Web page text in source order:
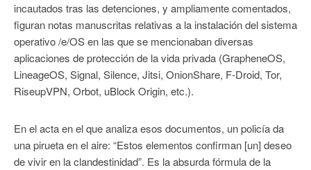
incautados tras las detenciones, y ampliamente comentados,
figuran notas manuscritas relativas a la instalación del sistema
operativo /e/OS en las que se mencionaban diversas
aplicaciones de protección de la vida privada (GrapheneOS,
LineageOS, Signal, Silence, Jitsi, OnionShare, F-Droid, Tor,
RiseupVPN, Orbot, uBlock Origin, etc.).
En el acta en el que analiza esos documentos, un policía da
una pirueta en el aire: “Estos elementos confirman [un] deseo
de vivir en la clandestinidad”. Es la absurda fórmula de la